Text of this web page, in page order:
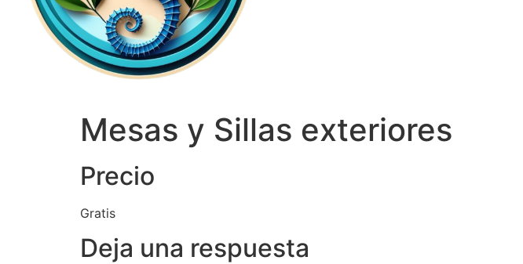
Mesas y Sillas exteriores
Precio
Gratis
Deja una respuesta